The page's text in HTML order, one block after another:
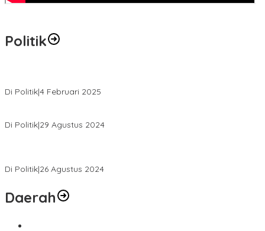
Politik
Di Politik|4 Februari 2025
Di Politik|29 Agustus 2024
Di Politik|26 Agustus 2024
Daerah